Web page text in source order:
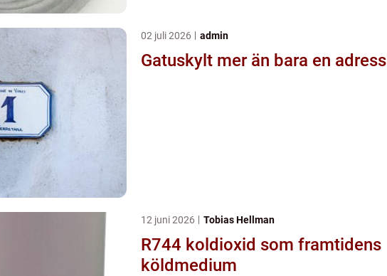
02 juli 2026 admin
Gatuskylt mer än bara en adress
12 juni 2026 Tobias Hellman
R744 koldioxid som framtidens
köldmedium